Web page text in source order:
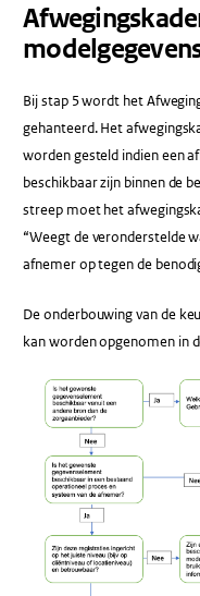
Bij stap 5 wordt het
gehanteerd. Het
worden gesteld indien een
beschikbaar zijn binnen de
streep moet het
“Weegt de veronderstelde
afnemer op tegen de
De onderbouwing van de
kan worden opgenomen in